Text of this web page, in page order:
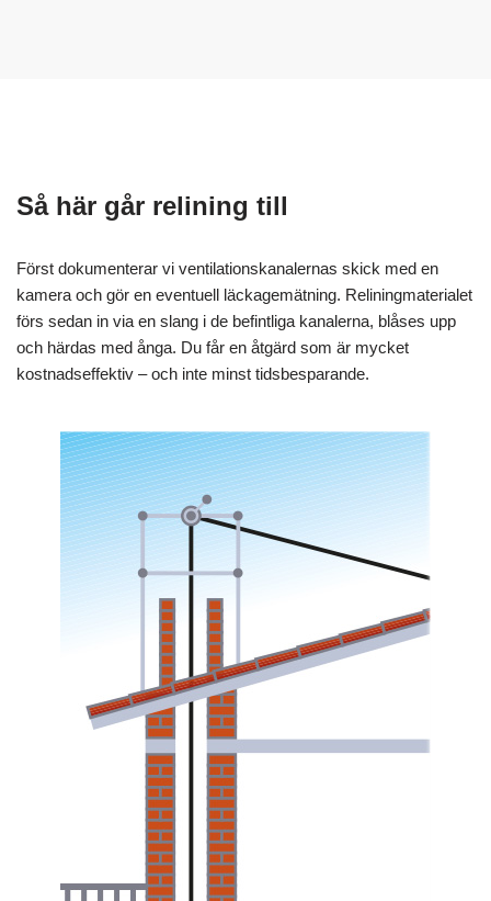
Så här går relining till
Först dokumenterar vi ventilationskanalernas skick med en
kamera och gör en eventuell läckagemätning. Reliningmaterialet
förs sedan in via en slang i de befintliga kanalerna, blåses upp
och härdas med ånga. Du får en åtgärd som är mycket
kostnadseffektiv – och inte minst tidsbesparande.